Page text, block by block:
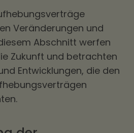
Veränderungen und
Abschnitt werfen
Zukunft und betrachten
Entwicklungen, die den